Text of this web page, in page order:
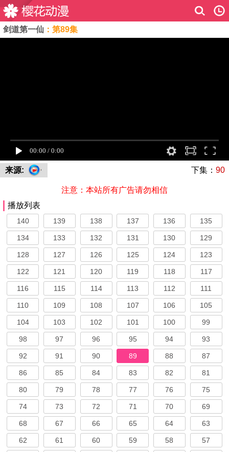
剑道第一仙 ：第89集
来源: 下集： 90
注意：本站所有广告请勿相信
播放列表
140 139 138 137 136 135
134 133 132 131 130 129
128 127 126 125 124 123
122 121 120 119 118 117
116 115 114 113 112 111
110 109 108 107 106 105
104 103 102 101 100 99
98 97 96 95 94 93
92 91 90 89 88 87
86 85 84 83 82 81
80 79 78 77 76 75
74 73 72 71 70 69
68 67 66 65 64 63
62 61 60 59 58 57